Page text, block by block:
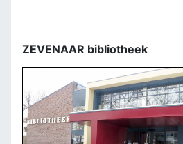
ZEVENAAR bibliotheek